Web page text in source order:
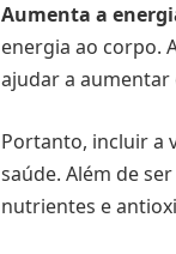
Aumenta a
energia ao corpo.
ajudar a aumentar
Portanto, incluir a
saúde. Além de
nutrientes e